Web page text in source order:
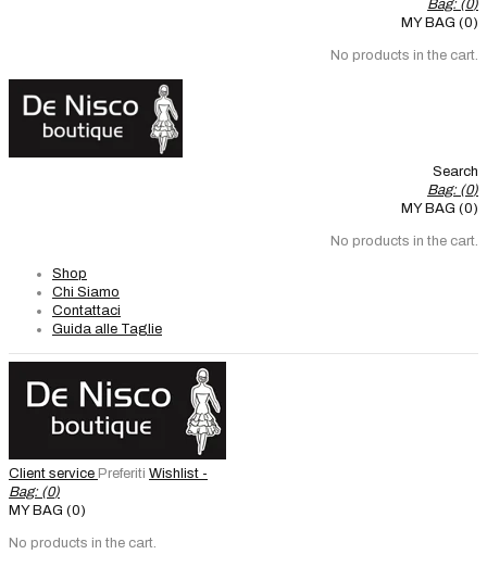
Bag: (0)
MY BAG (0)
No products in the cart.
Search
Bag: (0)
MY BAG (0)
No products in the cart.
Shop
Chi Siamo
Contattaci
Guida alle Taglie
Client service Preferiti Wishlist -
Bag: (0)
MY BAG (0)
No products in the cart.